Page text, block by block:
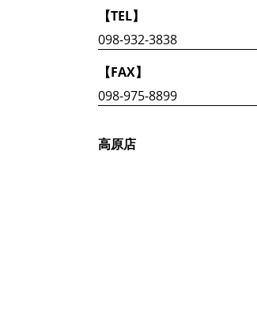
【TEL】
098-932-3838
【FAX】
098-975-8899
高原店